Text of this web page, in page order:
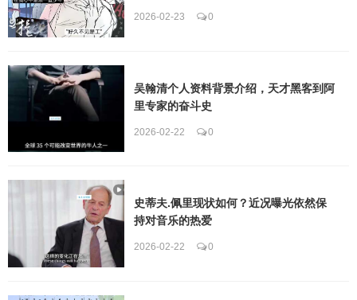
2026-02-23 0
吴翰清个人资料背景介绍，天才黑客到阿
里专家的奋斗史
2026-02-22 0
史蒂夫.佩里现状如何？近况曝光依然保
持对音乐的热爱
2026-02-22 0